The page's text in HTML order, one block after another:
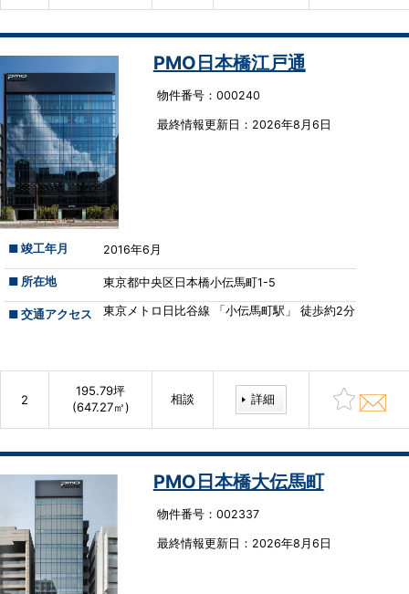
PMO日本橋江戸通
物件番号：000240
最終情報更新⽇：2026年8月6日
■ 竣工年月 2016年6月
■ 所在地 東京都中央区日本橋小伝馬町1-5
■ 交通アクセス 東京メトロ日比谷線 「小伝馬町駅」 徒歩約2分
2
195.79坪
(647.27㎡)
相談 詳細
PMO日本橋大伝馬町
物件番号：002337
最終情報更新⽇：2026年8月6日